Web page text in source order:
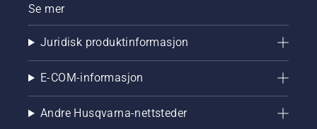
Se mer
Juridisk produktinformasjon
E-COM-informasjon
Andre Husqvarna-nettsteder